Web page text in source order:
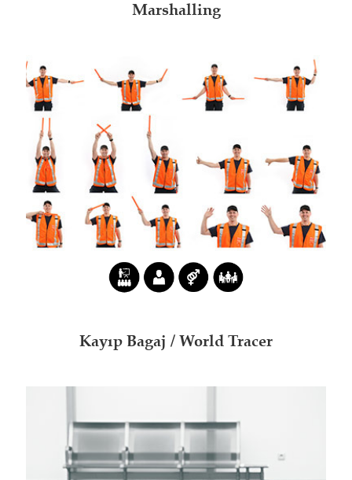
Marshalling
Kayıp Bagaj / World Tracer